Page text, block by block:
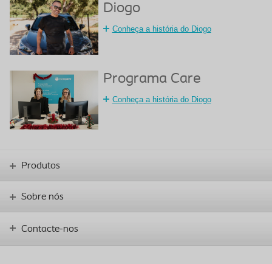
Diogo
Conheça a história do Diogo
Programa Care
Conheça a história do Diogo
Produtos
Sobre nós
Contacte-nos